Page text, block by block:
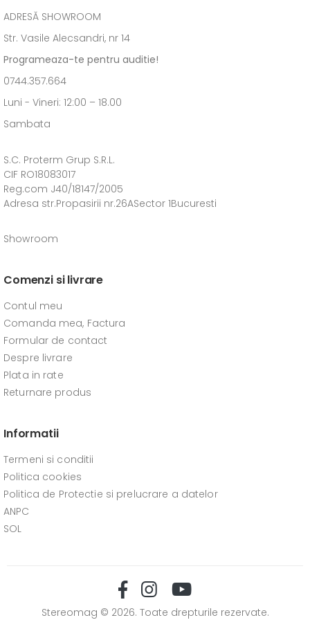
ADRESĂ SHOWROOM
Str. Vasile Alecsandri, nr 14
Programeaza-te pentru auditie!
0744.357.664
Luni - Vineri: 12:00 – 18.00
Sambata
S.C. Proterm Grup S.R.L.
CIF RO18083017
Reg.com J40/18147/2005
Adresa str.Propasirii nr.26ASector 1Bucuresti
Showroom
Comenzi si livrare
Contul meu
Comanda mea, Factura
Formular de contact
Despre livrare
Plata in rate
Returnare produs
Informatii
Termeni si conditii
Politica cookies
Politica de Protectie si prelucrare a datelor
ANPC
SOL
Stereomag © 2026. Toate drepturile rezervate.